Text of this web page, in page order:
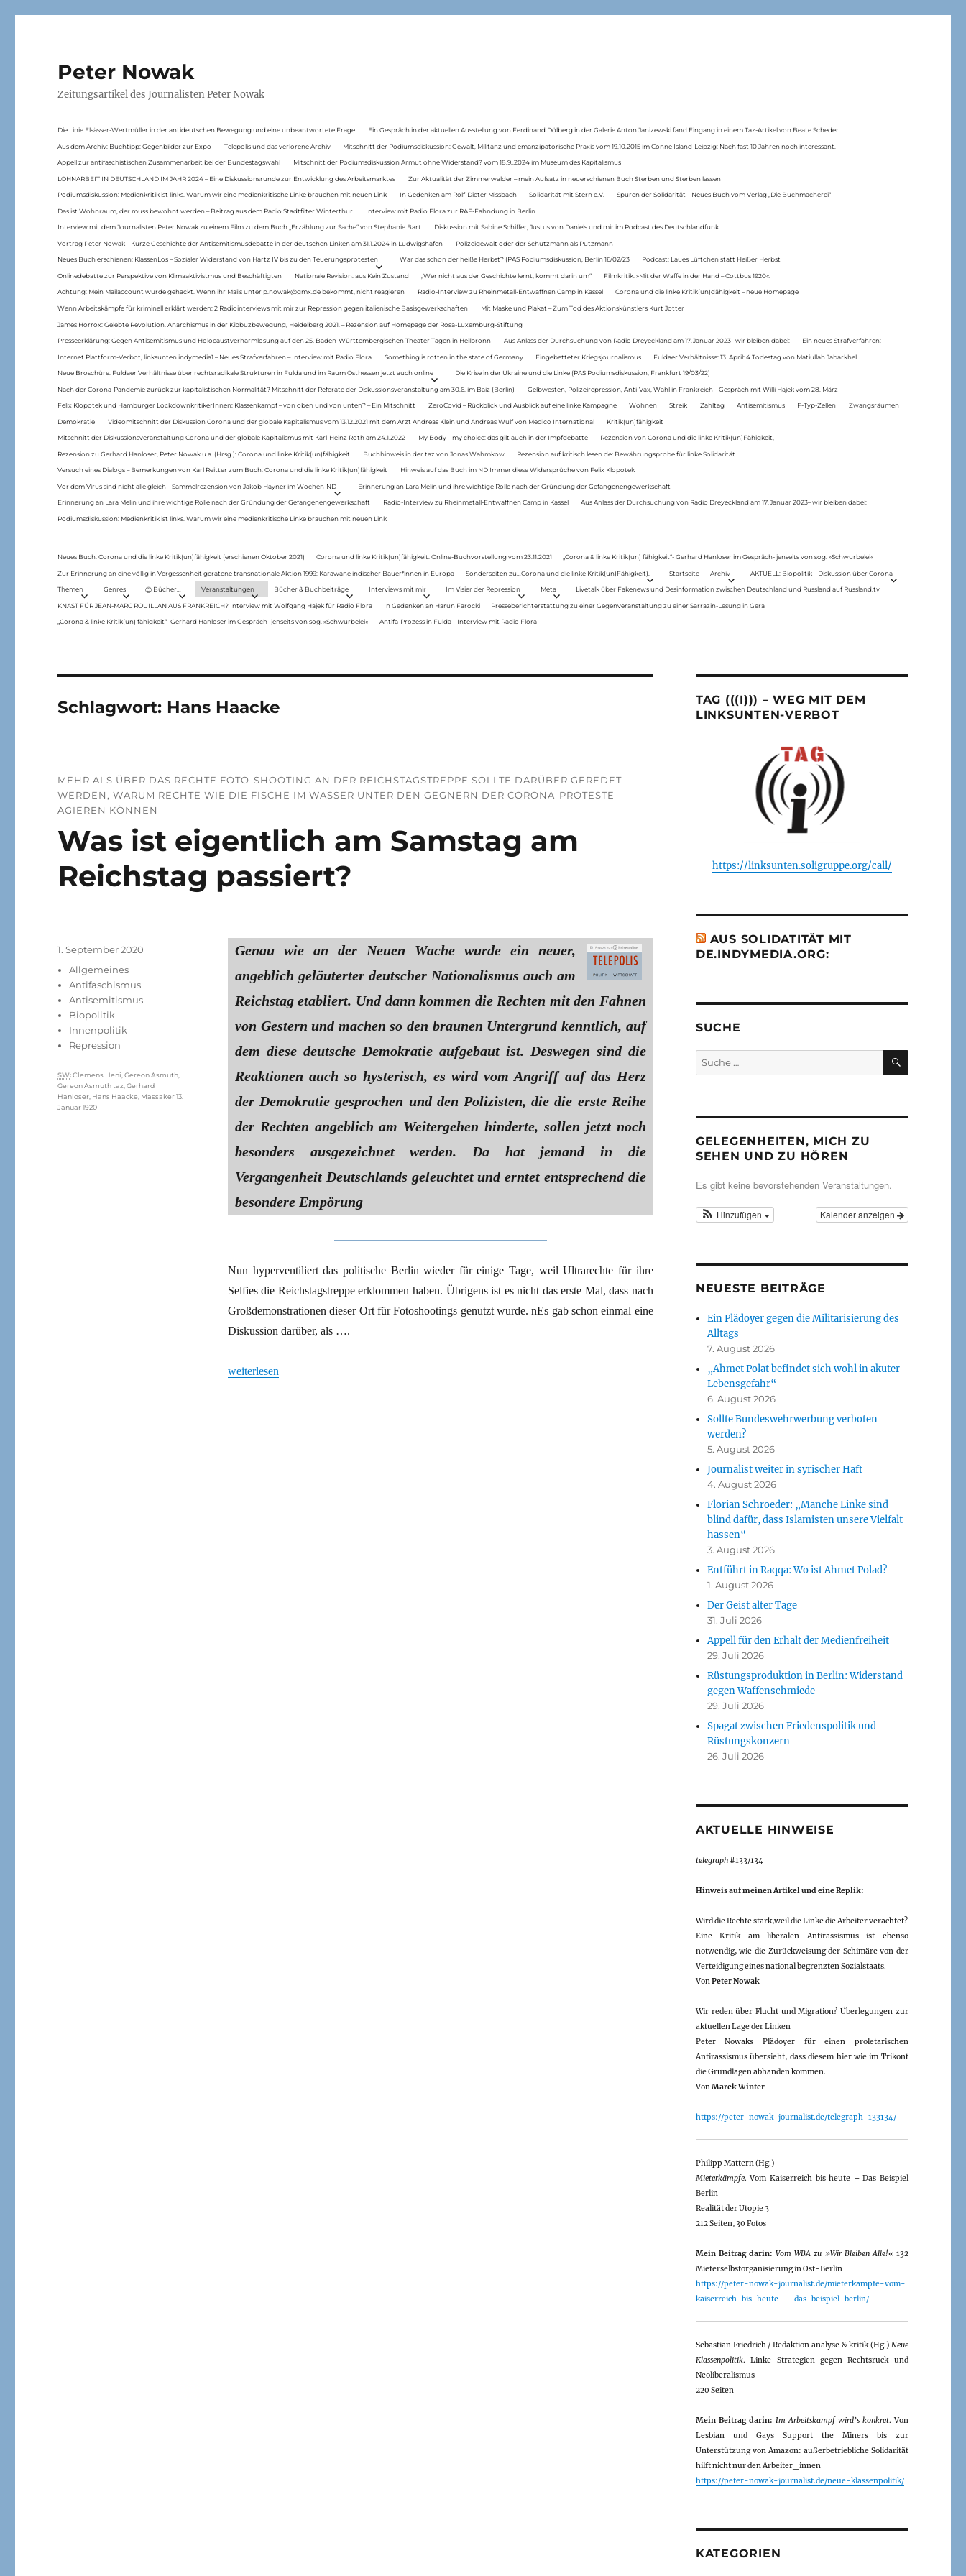
Peter Nowak
Zeitungsartikel des Journalisten Peter Nowak
Die Linie Elsässer-Wertmüller in der antideutschen Bewegung und eine unbeantwortete Frage Ein Gespräch in der aktuellen Ausstellung von Ferdinand Dölberg in der Galerie Anton Janizewski fand Eingang in einem Taz-Artikel von Beate Scheder
Aus dem Archiv: Buchtipp: Gegenbilder zur Expo Telepolis und das verlorene Archiv Mitschnitt der Podiumsdiskussion: Gewalt, Militanz und emanzipatorische Praxis vom 19.10.2015 im Conne Island-Leipzig: Nach fast 10 Jahren noch interessant.
Appell zur antifaschistischen Zusammenarbeit bei der Bundestagswahl Mitschnitt der Podiumsdiskussion Armut ohne Widerstand? vom 18.9..2024 im Museum des Kapitalismus
LOHNARBEIT IN DEUTSCHLAND IM JAHR 2024 – Eine Diskussionsrunde zur Entwicklung des Arbeitsmarktes Zur Aktualität der Zimmerwalder – mein Aufsatz in neuerschienen Buch Sterben und Sterben lassen
Podiumsdiskussion: Medienkritik ist links. Warum wir eine medienkritische Linke brauchen mit neuen Link In Gedenken am Rolf-Dieter Missbach Solidarität mit Stern e.V. Spuren der Solidarität – Neues Buch vom Verlag „Die Buchmacherei“
Das ist Wohnraum, der muss bewohnt werden – Beitrag aus dem Radio Stadtfilter Winterthur Interview mit Radio Flora zur RAF-Fahndung in Berlin
Interview mit dem Journalisten Peter Nowak zu einem Film zu dem Buch „Erzählung zur Sache“ von Stephanie Bart Diskussion mit Sabine Schiffer, Justus von Daniels und mir im Podcast des Deutschlandfunk:
Vortrag Peter Nowak – Kurze Geschichte der Antisemitismusdebatte in der deutschen Linken am 31.1.2024 in Ludwigshafen Polizeigewalt oder der Schutzmann als Putzmann
Neues Buch erschienen: KlassenLos – Sozialer Widerstand von Hartz IV bis zu den Teuerungsprotesten War das schon der heiße Herbst? (PAS Podiumsdiskussion, Berlin 16/02/23 Podcast: Laues Lüftchen statt Heißer Herbst
Onlinedebatte zur Perspektive von Klimaaktivistmus und Beschäftigten Nationale Revision: aus Kein Zustand „Wer nicht aus der Geschichte lernt, kommt darin um“ Filmkritik: »Mit der Waffe in der Hand – Cottbus 1920«.
Achtung: Mein Mailaccount wurde gehackt. Wenn ihr Mails unter p.nowak@gmx.de bekommt, nicht reagieren Radio-Interview zu Rheinmetall-Entwaffnen Camp in Kassel Corona und die linke Kritik(un)dähigkeit – neue Homepage
Wenn Arbeitskämpfe für kriminell erklärt werden: 2 Radiointerviews mit mir zur Repression gegen italienische Basisgewerkschaften Mit Maske und Plakat – Zum Tod des Aktionskünstlers Kurt Jotter
James Horrox: Gelebte Revolution. Anarchismus in der Kibbuzbewegung, Heidelberg 2021. – Rezension auf Homepage der Rosa-Luxemburg-Stiftung
Presseerklärung: Gegen Antisemitismus und Holocaustverharmlosung auf den 25. Baden-Württembergischen Theater Tagen in Heilbronn Aus Anlass der Durchsuchung von Radio Dreyeckland am 17.Januar 2023– wir bleiben dabei: Ein neues Strafverfahren:
Internet Plattform-Verbot, linksunten.indymedia1 – Neues Strafverfahren – Interview mit Radio Flora Something is rotten in the state of Germany Eingebetteter Kriegsjournalismus Fuldaer Verhältnisse: 13. April: 4 Todestag von Matiul­lah Jabarkhel
Neue Broschüre: Fuldaer Verhältnisse über rechtsradikale Strukturen in Fulda und im Raum Osthessen jetzt auch online Die Krise in der Ukraine und die Linke (PAS Podiumsdiskussion, Frankfurt 19/03/22)
Nach der Corona-Pandemie zurück zur kapitalistischen Normalität? Mitschnitt der Referate der Diskussionsveranstaltung am 30.6. im Baiz (Berlin) Gelbwesten, Polizeirepression, Anti-Vax, Wahl in Frankreich – Gespräch mit Willi Hajek vom 28. März
Felix Klopotek und Hamburger LockdownkritikerInnen: Klassenkampf – von oben und von unten? – Ein Mitschnitt ZeroCovid – Rückblick und Ausblick auf eine linke Kampagne Wohnen Streik Zahltag Antisemitismus F-Typ-Zellen Zwangsräumen
Demokratie Videomitschnitt der Diskussion Corona und der globale Kapitalismus vom 13.12.2021 mit dem Arzt Andreas Klein und Andreas Wulf von Medico International Kritik(un)fähigkeit
Mitschnitt der Diskussionsveranstaltung Corona und der globale Kapitalismus mit Karl-Heinz Roth am 24.1.2022 My Body – my choice: das gilt auch in der Impfdebatte Rezension von Corona und die linke Kritik(un)Fähigkeit,
Rezension zu Gerhard Hanloser, Peter Nowak u.a. (Hrsg.): Corona und linke Kritik(un)fähigkeit Buchhinweis in der taz von Jonas Wahmkow Rezension auf kritisch lesen.de: Bewährungsprobe für linke Solidarität
Versuch eines Dialogs – Bemerkungen von Karl Reitter zum Buch: Corona und die linke Kritik(un)fähigkeit Hinweis auf das Buch im ND Immer diese Widersprüche von Felix Klopotek
Vor dem Virus sind nicht alle gleich – Sammelrezension von Jakob Hayner im Wochen-ND Erinnerung an Lara Melin und ihre wichtige Rolle nach der Gründung der Gefangenengewerkschaft
Erinnerung an Lara Melin und ihre wichtige Rolle nach der Gründung der Gefangenengewerkschaft Radio-Interview zu Rheinmetall-Entwaffnen Camp in Kassel Aus Anlass der Durchsuchung von Radio Dreyeckland am 17.Januar 2023– wir bleiben dabei:
Podiumsdiskussion: Medienkritik ist links. Warum wir eine medienkritische Linke brauchen mit neuen Link
Neues Buch: Corona und die linke Kritik(un)fähigkeit (erschienen Oktober 2021) Corona und linke Kritik(un)fähigkeit. Online-Buchvorstellung vom 23.11.2021 „Corona & linke Kritik(un) fähigkeit“- Gerhard Hanloser im Gespräch- jenseits von sog. »Schwurbelei«
Zur Erinnerung an eine völlig in Vergessenheit geratene transnationale Aktion 1999: Karawane indischer Bauer*innen in Europa Sonderseiten zu…Corona und die linke Kritik(un)Fähigkeit). Startseite Archiv AKTUELL: Biopolitik – Diskussion über Corona
Themen Genres @ Bücher… Veranstaltungen Bücher & Buchbeiträge Interviews mit mir Im Visier der Repression Meta Livetalk über Fakenews und Desinformation zwischen Deutschland und Russland auf Russland.tv
KNAST FÜR JEAN-MARC ROUILLAN AUS FRANKREICH? Interview mit Wolfgang Hajek für Radio Flora In Gedenken an Harun Farocki Presseberichterstattung zu einer Gegenveranstaltung zu einer Sarrazin-Lesung in Gera
„Corona & linke Kritik(un) fähigkeit“- Gerhard Hanloser im Gespräch- jenseits von sog. »Schwurbelei« Antifa-Prozess in Fulda – Interview mit Radio Flora
Schlagwort: Hans Haacke
MEHR ALS ÜBER DAS RECHTE FOTO-SHOOTING AN DER REICHSTAGSTREPPE SOLLTE DARÜBER GEREDET
WERDEN, WARUM RECHTE WIE DIE FISCHE IM WASSER UNTER DEN GEGNERN DER CORONA-PROTESTE
AGIEREN KÖNNEN
Was ist eigentlich am Samstag am
Reichstag passiert?
Genau wie an der Neuen Wache wurde ein neuer,
angeblich geläuterter deutscher Nationalismus auch am
Reichstag etabliert. Und dann kommen die Rechten mit den Fahnen
von Gestern und machen so den braunen Untergrund kenntlich, auf
dem diese deutsche Demokratie aufgebaut ist. Deswegen sind die
Reaktionen auch so hysterisch, es wird vom Angriff auf das Herz
der Demokratie gesprochen und den Polizisten, die die erste Reihe
der Rechten angeblich am Weitergehen hinderte, sollen jetzt noch
besonders ausgezeichnet werden. Da hat jemand in die
Vergangenheit Deutschlands geleuchtet und erntet entsprechend die
besondere Empörung
Nun hyperventiliert das politische Berlin wieder für einige Tage, weil Ultrarechte für ihre
Selfies die Reichstagstreppe erklommen haben. Übrigens ist es nicht das erste Mal, dass nach
Großdemonstrationen dieser Ort für Fotoshootings genutzt wurde. nEs gab schon einmal eine
Diskussion darüber, als ….
„Was ist eigentlich am Samstag am Reichstag passiert?“
weiterlesen
Veröffentlicht
1. September 2020
Kategorien
Allgemeines
Antifaschismus
Antisemitismus
Biopolitik
Innenpolitik
Repression
Schlagwörter
SW:Clemens Heni ,Gereon Asmuth
Gereon Asmuth taz ,Gerhard
Hanloser Hans Haacke Massaker 13.
Januar 1920
TAG (((I))) – WEG MIT DEM
LINKSUNTEN-VERBOT
https://linksunten.soligruppe.org/call/
AUS SOLIDATITÄT MIT
DE.INDYMEDIA.ORG:
SUCHE
Suche
nach:
SUCHEN
GELEGENHEITEN, MICH ZU
SEHEN UND ZU HÖREN
Es gibt keine bevorstehenden Veranstaltungen.
Kalender anzeigen
Hinzufügen
NEUESTE BEITRÄGE
Ein Plädoyer gegen die Militarisierung des
Alltags
7. August 2026
„Ahmet Polat befindet sich wohl in akuter
Lebensgefahr“
6. August 2026
Sollte Bundeswehrwerbung verboten
werden?
5. August 2026
Journalist weiter in syrischer Haft
4. August 2026
Florian Schroeder: „Manche Linke sind
blind dafür, dass Islamisten unsere Vielfalt
hassen“
3. August 2026
Entführt in Raqqa: Wo ist Ahmet Polad?
1. August 2026
Der Geist alter Tage
31. Juli 2026
Appell für den Erhalt der Medienfreiheit
29. Juli 2026
Rüstungsproduktion in Berlin: Widerstand
gegen Waffenschmiede
29. Juli 2026
Spagat zwischen Friedenspolitik und
Rüstungskonzern
26. Juli 2026
AKTUELLE HINWEISE
telegraph#133/134
Hinweis auf meinen Artikel und eine Replik:
Wird die Rechte stark,weil die Linke die Arbeiter verachtet?
Eine Kritik am liberalen Antirassismus ist ebenso
notwendig, wie die Zurückweisung der Schimäre von der
Verteidigung eines national begrenzten Sozialstaats.
VonPeter Nowak
Wir reden über Flucht und Migration? Überlegungen zur
aktuellen Lage der Linken
Peter Nowaks Plädoyer für einen proletarischen
Antirassismus übersieht, dass diesem hier wie im Trikont
die Grundlagen abhanden kommen.
VonMarek Winter
https://peter-nowak-journalist.de/telegraph-133134/
Philipp Mattern (Hg.)
Mieterkämpfe. Vom Kaiserreich bis heute – Das Beispiel
Berlin
Realität der Utopie 3
212 Seiten, 30 Fotos
Mein Beitrag darin: Vom WBA zu »Wir Bleiben Alle!«132
Mieterselbstorganisierung in Ost-Berlin
https://peter-nowak-journalist.de/mieterkampfe-vom-
kaiserreich-bis-heute-–-das-beispiel-berlin/
Sebastian Friedrich / Redaktion analyse & kritik (Hg.) Neue
Klassenpolitik. Linke Strategien gegen Rechtsruck und
Neoliberalismus
220 Seiten
Mein Beitrag darin: Im Arbeitskampf wird’s konkret. Von
Lesbian und Gays Support the Miners bis zur
Unterstützung von Amazon: außerbetriebliche Solidarität
hilft nicht nur den Arbeiter_innen
https://peter-nowak-journalist.de/neue-klassenpolitik/
KATEGORIEN